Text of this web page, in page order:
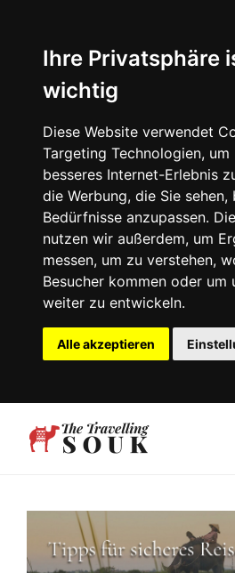
Ihre Privatsphäre
wichtig
Diese Website verwendet
Targeting Technologien, um
besseres Internet-Erlebnis
die Werbung, die Sie sehen,
Bedürfnisse anzupassen.
nutzen wir außerdem, um
messen, um zu verstehen,
Besucher kommen oder um
weiter zu entwickeln.
Alle akzeptieren
Europa
Afrika
Asien
Nordamerika
Südamerika
Ozeanien
Reisetipps
Themenreisen